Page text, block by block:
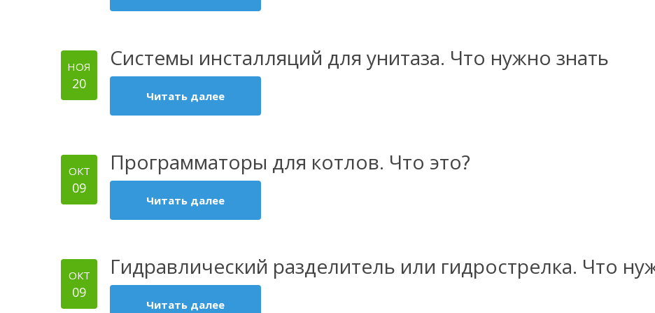
НОЯ
20
Системы инсталляций для унитаза. Что нужно знать
Читать далее
ОКТ
09
Программаторы для котлов. Что это?
Читать далее
ОКТ
09
Гидравлический разделитель или гидрострелка. Что
Читать далее